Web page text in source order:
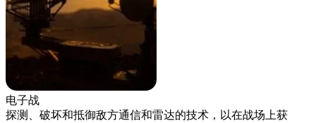
电子战
探测、破坏和抵御敌方通信和雷达的技术，以在战场上获